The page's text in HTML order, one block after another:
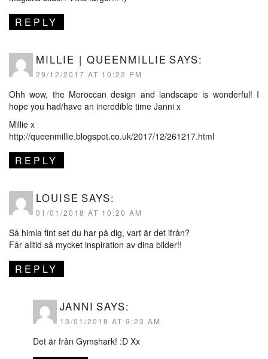
REPLY
MILLIE | QUEENMILLIE SAYS:
29/12/2017 AT 10:22 PM
Ohh wow, the Moroccan design and landscape is wonderful! I
hope you had/have an incredible time Janni x
Millie x
http://queenmillie.blogspot.co.uk/2017/12/261217.html
REPLY
LOUISE SAYS:
01/01/2018 AT 10:20 AM
Så himla fint set du har på dig, vart är det ifrån?
Får alltid så mycket inspiration av dina bilder!!
REPLY
JANNI SAYS:
13/01/2018 AT 9:23 AM
Det är från Gymshark! :D Xx